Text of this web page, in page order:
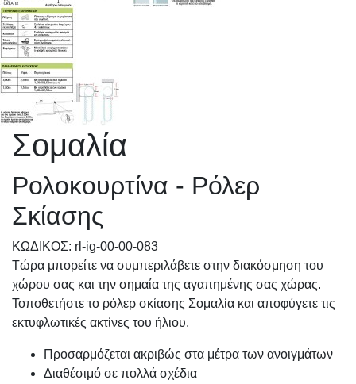
Σομαλία
Ρολοκουρτίνα - Ρόλερ
Σκίασης
KΩΔΙΚΟΣ: rl-ig-00-00-083
Τώρα μπορείτε να συμπεριλάβετε στην διακόσμηση του
χώρου σας και την σημαία της αγαπημένης σας χώρας.
Τοποθετήστε το ρόλερ σκίασης Σομαλία και αποφύγετε τις
εκτυφλωτικές ακτίνες του ήλιου.
Προσαρμόζεται ακριβώς στα μέτρα των ανοιγμάτων
Διαθέσιμό σε πολλά σχέδια